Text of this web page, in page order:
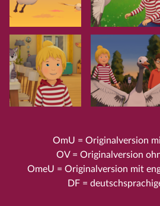
OmU = Originalversion
OV = Originalversion
OmeU = Originalversion mit
DF =